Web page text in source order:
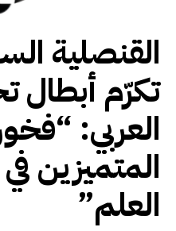
القنصلية
تكرّم أبطال
العربي:
المتميزين
العلم”